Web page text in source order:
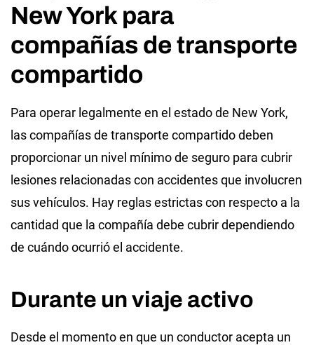
New York para
compañías de transporte
compartido
Para operar legalmente en el estado de New York,
las compañías de transporte compartido deben
proporcionar un nivel mínimo de seguro para cubrir
lesiones relacionadas con accidentes que involucren
sus vehículos. Hay reglas estrictas con respecto a la
cantidad que la compañía debe cubrir dependiendo
de cuándo ocurrió el accidente.
Durante un viaje activo
Desde el momento en que un conductor acepta un